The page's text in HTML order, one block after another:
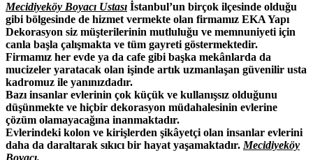
Mecidiyeköy Boyacı Ustası İstanbul’un birçok ilçesinde olduğu
gibi bölgesinde de hizmet vermekte olan firmamız EKA Yapı
Dekorasyon siz müşterilerinin mutluluğu ve memnuniyeti için
canla başla çalışmakta ve tüm gayreti göstermektedir.
Firmamız her evde ya da cafe gibi başka mekânlarda da
mucizeler yaratacak olan işinde artık uzmanlaşan güvenilir usta
kadromuz ile yanınızdadır.
Bazı insanlar evlerinin çok küçük ve kullanışsız olduğunu
düşünmekte ve hiçbir dekorasyon müdahalesinin evlerine
çözüm olamayacağına inanmaktadır.
Evlerindeki kolon ve kirişlerden şikâyetçi olan insanlar evlerini
daha da daraltarak sıkıcı bir hayat yaşamaktadır.Mecidiyeköy